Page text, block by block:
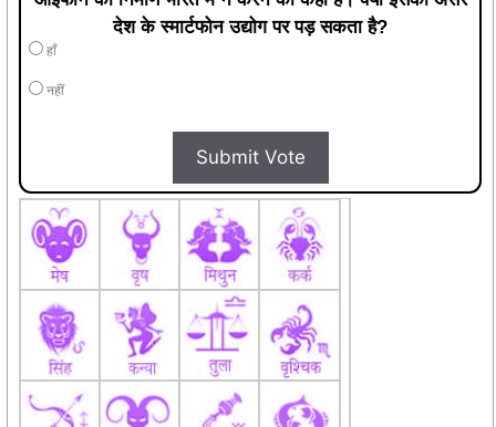
देश के स्मार्टफोन उद्योग पर पड़ सकता है?
हाँ
नहीं
Submit Vote